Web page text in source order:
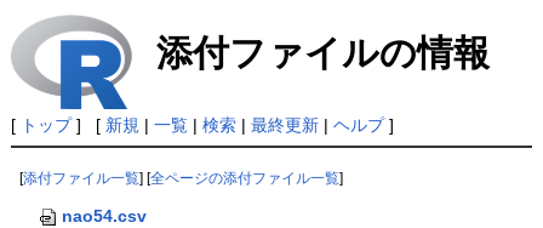
添付ファイルの情報
[ トップ] [ 新規 | 一覧| 検索| 最終更新| ヘルプ]
[添付ファイル一覧 ] [全ページの添付ファイル一覧
nao54.csv